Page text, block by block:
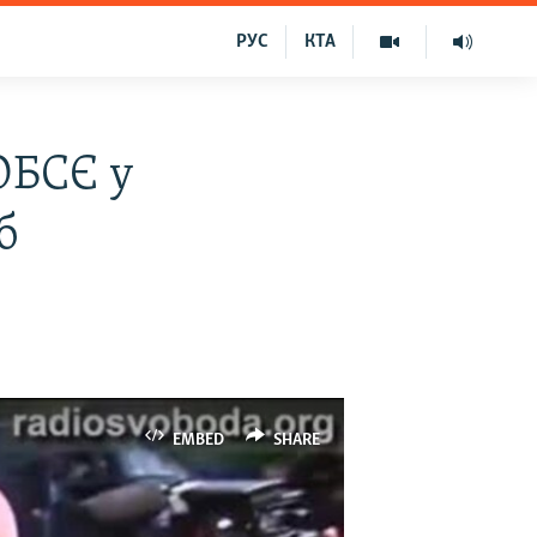
КТА
РУС
у
EMBED SHARE